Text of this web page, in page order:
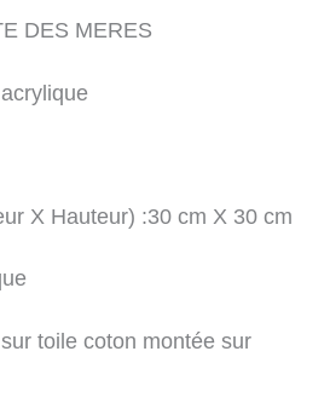
DES MERES
X Hauteur) :30 cm X 30 cm
toile coton montée sur